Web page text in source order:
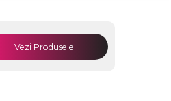
Vezi Produsele